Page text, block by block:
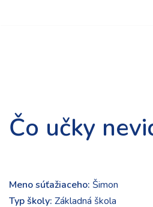
Čo učky
Meno súťažiaceho: Šimon
Typ školy: Základná škola